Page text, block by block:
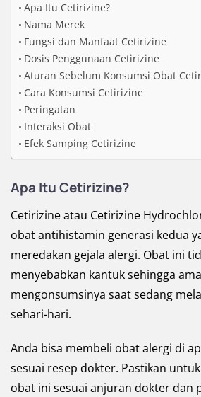
Apa Itu Cetirizine?
Nama Merek
Fungsi dan Manfaat Cetirizine
Dosis Penggunaan Cetirizine
Aturan Sebelum Konsumsi Obat
Cara Konsumsi Cetirizine
Peringatan
Interaksi Obat
Efek Samping Cetirizine
Apa Itu Cetirizine?
Cetirizine atau Cetirizine
obat antihistamin generasi kedua
meredakan gejala alergi. Obat ini
menyebabkan kantuk sehingga
mengonsumsinya saat sedang
sehari-hari.
Anda bisa membeli obat alergi di
sesuai resep dokter. Pastikan
obat ini sesuai anjuran dokter dan